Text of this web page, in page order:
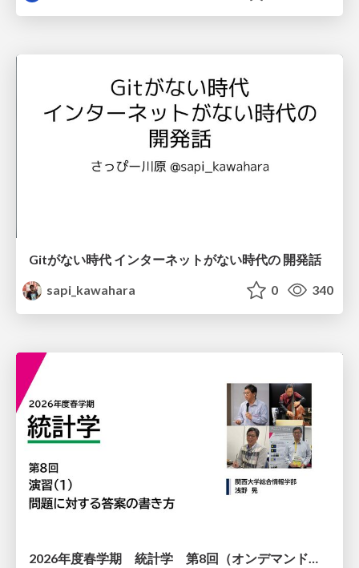
Gitがない時代 インターネットがない時代の 開発話
sapi_kawahara
0 340